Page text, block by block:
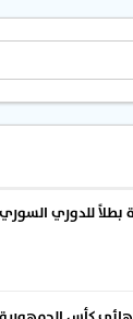
بطلاً للدوري السوري